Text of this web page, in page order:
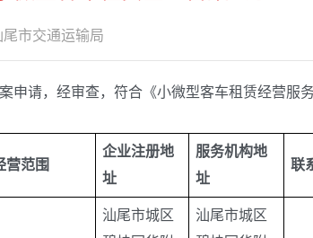
尾市交通运输局
请，经审查，符合《小微型客车租赁经营服
营范围
企业注册地
址
服务机构地
址
联
汕尾市城区
汕尾市城区